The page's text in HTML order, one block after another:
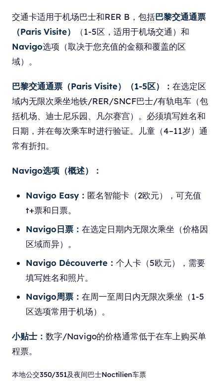
交通卡适用于机场巴士和RER B，包括巴黎交通通票
（Paris Visite）
（1-5区，适用于机场交通）和
Navigo选项（取决于您充值的金额和覆盖的区
域）。
巴黎交通通票（Paris Visite）（1-5区）： 在选定区
域内无限次乘坐地铁/RER/SNCF巴士/有轨电车（包
括机场、迪士尼乐园、凡尔赛宫）。必须填写姓名和
日期，并在每次乘车时进行验证。儿童（4–11岁）通
常有折扣。
Navigo选项（概述）：
Navigo Easy： 匿名智能卡（2欧元），可充值
t+票和日票。
Navigo日票： 在选定日期内无限次乘坐（价格因
区域而异）。
Navigo Découverte： 个人卡（5欧元），需要
填写姓名和照片。
Navigo周票： 在周一至周日内无限次乘坐（1-5
区选项常用于机场）。
小贴士： 数字/Navigo的价格通常低于在车上购买单
程票。
本地公交350/351及夜间巴士Noctilien车票